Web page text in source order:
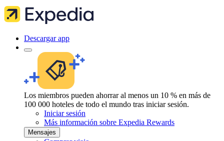
Descargar app
Los miembros pueden ahorrar al menos un 10 % en más de
100 000 hoteles de todo el mundo tras iniciar sesión.
Iniciar sesión
Más información sobre Expedia Rewards
Mensajes